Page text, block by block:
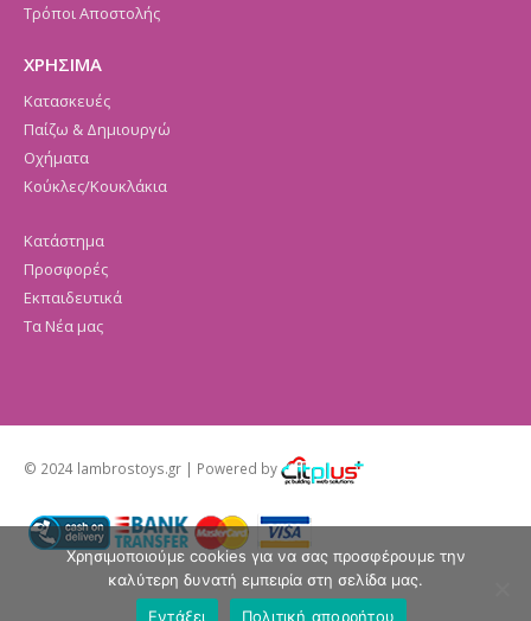
Τρόποι Αποστολής
ΧΡΗΣΙΜΑ
Κατασκευές
Παίζω & Δημιουργώ
Οχήματα
Κούκλες/Κουκλάκια
Κατάστημα
Προσφορές
Εκπαιδευτικά
Τα Νέα μας
© 2024 lambrostoys.gr | Powered by
Χρησιμοποιούμε cookies για να σας προσφέρουμε την
καλύτερη δυνατή εμπειρία στη σελίδα μας.
Εντάξει
Πολιτική απορρήτου